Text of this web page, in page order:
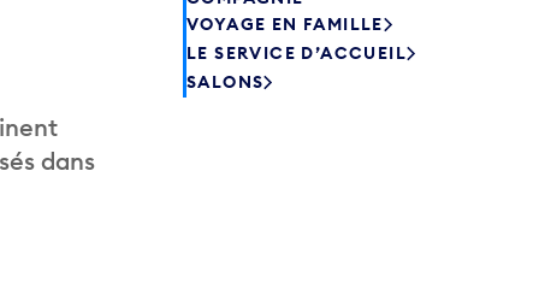
dans
VOYAGE EN FAMILLE
LE SERVICE D’ACCUEIL
SALONS